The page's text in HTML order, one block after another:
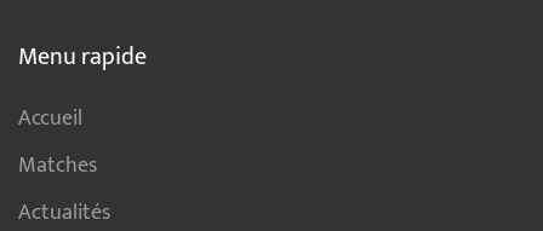
Menu rapide
Accueil
Matches
Actualités